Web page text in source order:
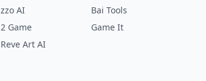
zzo AI
Bai Tools
2 Game
Game It
Reve Art AI